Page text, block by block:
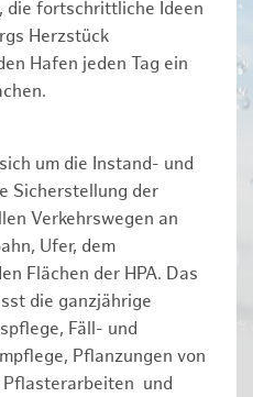
die fortschrittliche Ideen
Herzstück
Hafen jeden Tag ein
um die Instand- und
Sicherstellung der
Verkehrswegen an
Ufer, dem
Flächen der HPA. Das
die ganzjährige
Fäll- und
Pflanzungen von
Pflasterarbeiten und